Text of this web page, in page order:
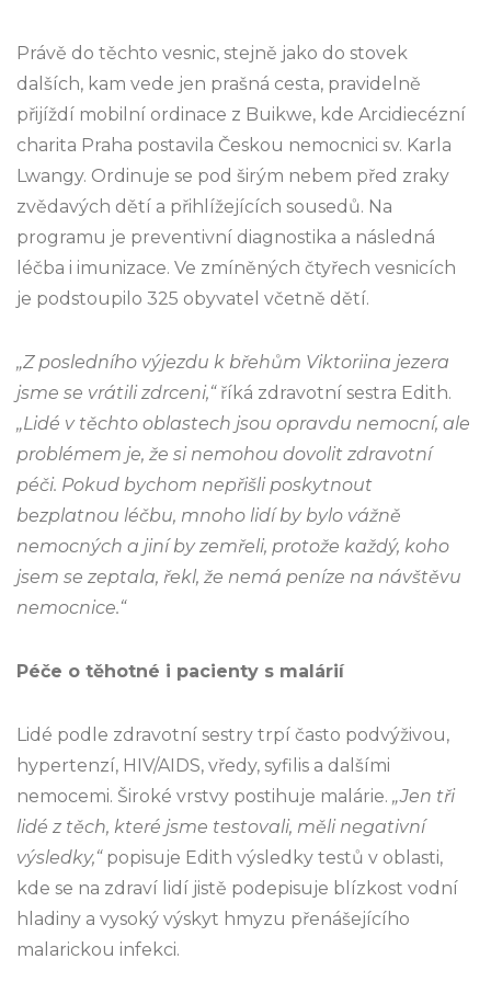
Právě do těchto vesnic, stejně jako do stovek
dalších, kam vede jen prašná cesta, pravidelně
přijíždí mobilní ordinace z Buikwe, kde Arcidiecézní
charita Praha postavila Českou nemocnici sv. Karla
Lwangy. Ordinuje se pod širým nebem před zraky
zvědavých dětí a přihlížejících sousedů. Na
programu je preventivní diagnostika a následná
léčba i imunizace. Ve zmíněných čtyřech vesnicích
je podstoupilo 325 obyvatel včetně dětí.
„Z posledního výjezdu k břehům Viktoriina jezera
jsme se vrátili zdrceni,“říká zdravotní sestra Edith.
„Lidé v těchto oblastech jsou opravdu nemocní, ale
problémem je, že si nemohou dovolit zdravotní
péči. Pokud bychom nepřišli poskytnout
bezplatnou léčbu, mnoho lidí by bylo vážně
nemocných a jiní by zemřeli, protože každý, koho
jsem se zeptala, řekl, že nemá peníze na návštěvu
nemocnice.“
Péče o těhotné i pacienty s malárií
Lidé podle zdravotní sestry trpí často podvýživou,
hypertenzí, HIV/AIDS, vředy, syfilis a dalšími
nemocemi. Široké vrstvy postihuje malárie. „Jen tři
lidé z těch, které jsme testovali, měli negativní
výsledky,“popisuje Edith výsledky testů v oblasti,
kde se na zdraví lidí jistě podepisuje blízkost vodní
hladiny a vysoký výskyt hmyzu přenášejícího
malarickou infekci.